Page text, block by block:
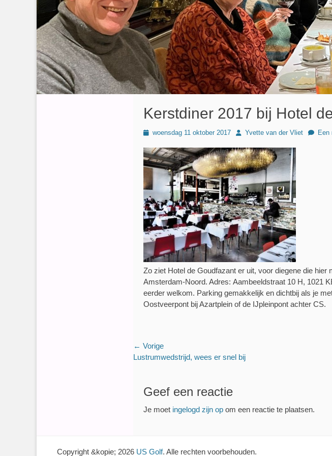
Kerstdiner 2017 bij Hotel
Geplaatst
woensdag 11 oktober 2017 AuthorYvette van der Vliet Een
Zo ziet Hotel de Goudfazant er uit, voor diegene die
Amsterdam-Noord. Adres: Aambeeldstraat 10 H, 1021
eerder welkom. Parking gemakkelijk en dichtbij als je
Oostveerpont bij Azartplein of de IJpleinpont achter CS.
Bericht
navigatie
← Vorige
Vorig
Lustrumwedstrijd, wees er snel bij
Geef een reactie
Je moet ingelogd zijn op om een reactie te plaatsen.
Copyright &kopie; 2026 US Golf. Alle rechten voorbehouden.